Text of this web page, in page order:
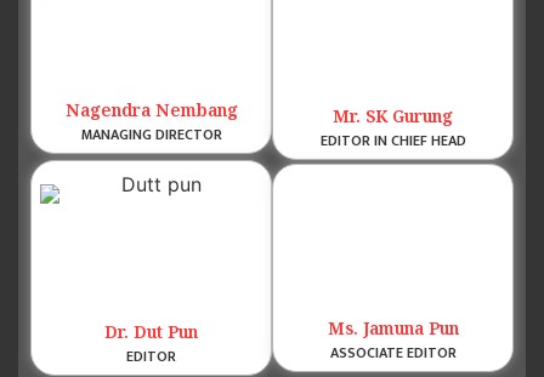
Nagendra Nembang
MANAGING DIRECTOR
Mr. SK Gurung
EDITOR IN CHIEF HEAD
Dr. Dut Pun
EDITOR
Ms. Jamuna Pun
ASSOCIATE EDITOR